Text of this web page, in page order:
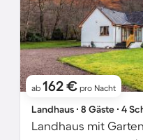
ab 162 € pro Nacht
Landhaus ∙ 8 Gäste ∙ 4
Landhaus mit Garten